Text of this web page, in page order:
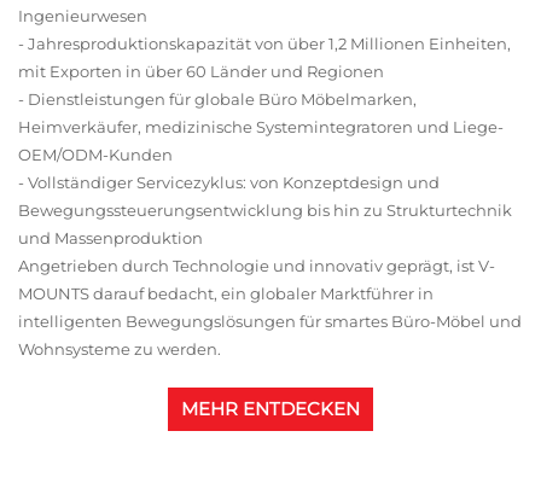
Ingenieurwesen
- Jahresproduktionskapazität von über 1,2 Millionen Einheiten,
mit Exporten in über 60 Länder und Regionen
- Dienstleistungen für globale Büro Möbelmarken,
Heimverkäufer, medizinische Systemintegratoren und Liege-
OEM/ODM-Kunden
- Vollständiger Servicezyklus: von Konzeptdesign und
Bewegungssteuerungsentwicklung bis hin zu Strukturtechnik
und Massenproduktion
Angetrieben durch Technologie und innovativ geprägt, ist V-
MOUNTS darauf bedacht, ein globaler Marktführer in
intelligenten Bewegungslösungen für smartes Büro-Möbel und
Wohnsysteme zu werden.
MEHR ENTDECKEN